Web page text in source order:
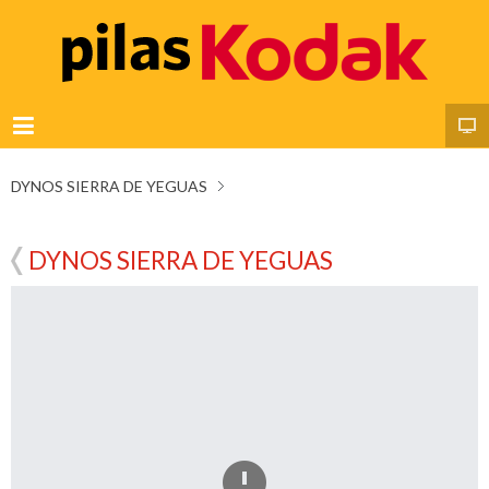
DYNOS SIERRA DE YEGUAS
DYNOS SIERRA DE YEGUAS